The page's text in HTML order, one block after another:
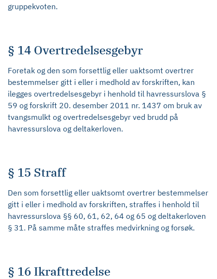
gruppekvoten.
§ 14 Overtredelsesgebyr
Foretak og den som forsettlig eller uaktsomt overtrer
bestemmelser gitt i eller i medhold av forskriften, kan
ilegges overtredelsesgebyr i henhold til havressurslova §
59 og forskrift 20. desember 2011 nr. 1437 om bruk av
tvangsmulkt og overtredelsesgebyr ved brudd på
havressurslova og deltakerloven.
§ 15 Straff
Den som forsettlig eller uaktsomt overtrer bestemmelser
gitt i eller i medhold av forskriften, straffes i henhold til
havressurslova §§ 60, 61, 62, 64 og 65 og deltakerloven
§ 31. På samme måte straffes medvirkning og forsøk.
§ 16 Ikrafttredelse